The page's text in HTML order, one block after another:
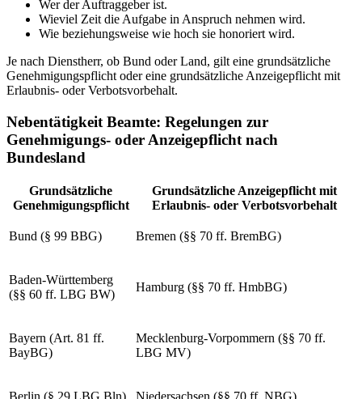
Wer der Auftraggeber ist.
Wieviel Zeit die Aufgabe in Anspruch nehmen wird.
Wie beziehungsweise wie hoch sie honoriert wird.
Je nach Dienstherr, ob Bund oder Land, gilt eine grundsätzliche
Genehmigungspflicht oder eine grundsätzliche Anzeigepflicht mit
Erlaubnis- oder Verbotsvorbehalt.
Nebentätigkeit Beamte: Regelungen zur
Genehmigungs- oder Anzeigepflicht nach
Bundesland
Grundsätzliche
Genehmigungspflicht
Grundsätzliche Anzeigepflicht mit
Erlaubnis- oder Verbotsvorbehalt
Bund (§ 99 BBG) Bremen (§§ 70 ff. BremBG)
Baden-Württemberg
(§§ 60 ff. LBG BW)
Hamburg (§§ 70 ff. HmbBG)
Bayern (Art. 81 ff.
BayBG)
Mecklenburg-Vorpommern (§§ 70 ff.
LBG MV)